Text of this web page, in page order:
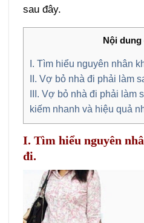
sau đây.
Nội
I. Tìm hiểu nguyên nhân
II. Vợ bỏ nhà đi phải làm
III. Vợ bỏ nhà đi phải làm
kiếm nhanh và hiệu quả
I. Tìm hiểu nguyên
đi.